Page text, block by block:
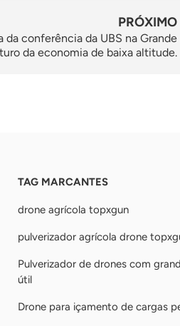
PRÓXIMO
da conferência da UBS na Grande
da economia de baixa altitude.
TAG MARCANTES
drone agrícola topxgun
pulverizador agrícola drone
Pulverizador de drones com
útil
Drone para içamento de cargas